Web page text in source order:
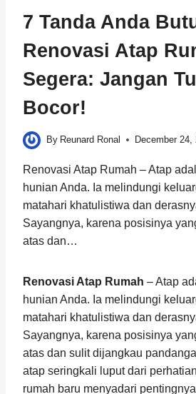
7 Tanda Anda
Renovasi Atap
Segera: Jangan
Bocor!
By Reunard Ronal December 24,
Renovasi Atap Rumah – Atap
hunian Anda. Ia melindungi
matahari khatulistiwa dan
Sayangnya, karena posisinya
atas dan…
Renovasi Atap Rumah – Atap
hunian Anda. Ia melindungi
matahari khatulistiwa dan
Sayangnya, karena posisinya
atas dan sulit dijangkau
atap seringkali luput dari
rumah baru menyadari pentingnya